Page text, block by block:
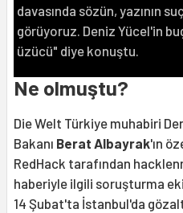
davasında sözün, yazının
görüyoruz. Deniz Yücel'in
üzücü" diye konuştu.
Ne olmuştu?
Die Welt Türkiye muhabiri
Bakanı Berat Albayrak'ın
RedHack tarafından
haberiyle ilgili soruşturma
14 Şubat'ta İstanbul'da